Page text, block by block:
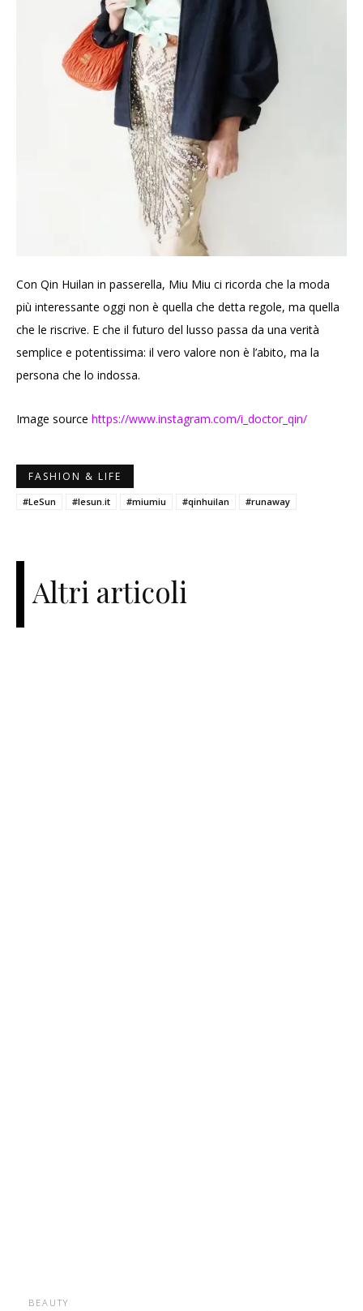
Con Qin Huilan in passerella, Miu Miu ci ricorda che la moda
più interessante oggi non è quella che detta regole, ma quella
che le riscrive. E che il futuro del lusso passa da una verità
semplice e potentissima: il vero valore non è l’abito, ma la
persona che lo indossa.
Image source https://www.instagram.com/i_doctor_qin/
FASHION & LIFE
#LeSun #lesun.it #miumiu #qinhuilan #runaway
Altri articoli
BEAUTY